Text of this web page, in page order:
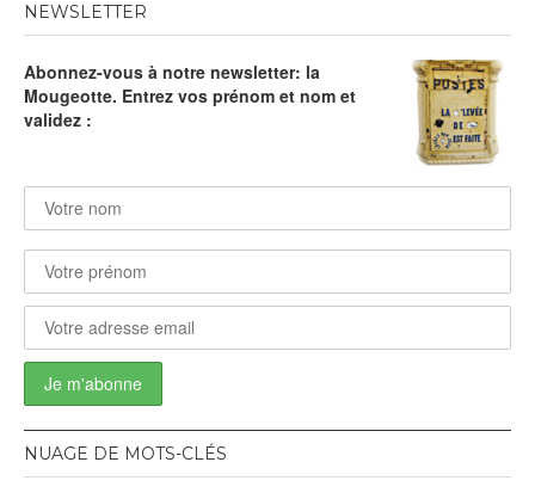
NEWSLETTER
Abonnez-vous à notre newsletter: la
Mougeotte. Entrez vos prénom et nom et
validez :
NUAGE DE MOTS-CLÉS